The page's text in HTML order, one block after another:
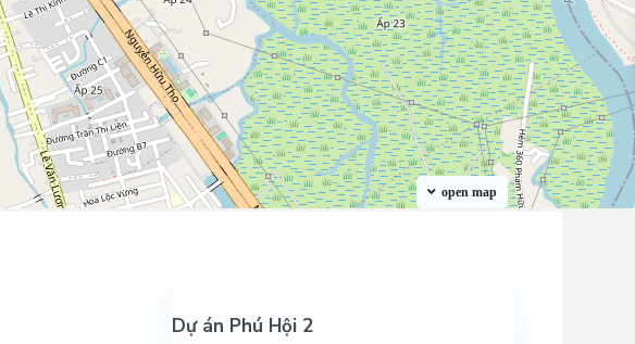
open map
Dự án Phú Hội 2